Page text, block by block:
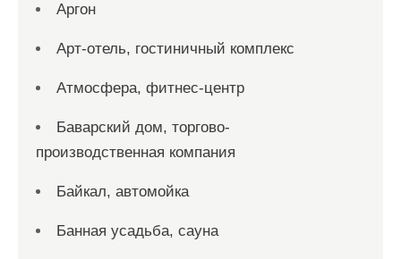
Аргон
Арт-отель, гостиничный комплекс
Атмосфера, фитнес-центр
Баварский дом, торгово-
производственная компания
Байкал, автомойка
Банная усадьба, сауна